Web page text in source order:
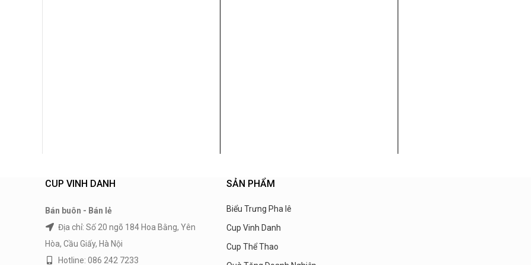
CUP VINH DANH
Bán buôn - Bán lẻ
Địa chỉ: Số 20 ngõ 184 Hoa Bằng, Yên
Hòa, Cầu Giấy, Hà Nội
Hotline: 086 242 7233
SẢN PHẨM
Biểu Trưng Pha lê
Cup Vinh Danh
Cup Thể Thao